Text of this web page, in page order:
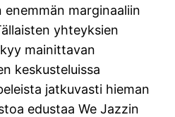
enemmän marginaaliin
yhteyksien
mainittavan
keskusteluissa
jatkuvasti hieman
edustaa We Jazzin